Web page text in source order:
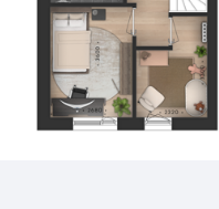
Volledig geisoleerd
Vloerverwarming gedeeltelijk